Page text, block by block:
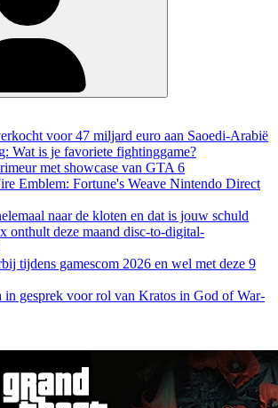
voor 47 miljard euro aan Saoedi-Arabië
Wat is je favoriete fightinggame?
met showcase van GTA 6
Emblem: Fortune's Weave Nintendo Direct
naar de kloten en dat is jouw schuld
onthult deze maand disc-to-digital-
tijdens gamescom 2026 en wel met deze 9
in gesprek voor rol van Kratos in God of War-